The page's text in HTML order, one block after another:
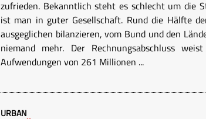
zufrieden. Bekanntlich steht es schlecht um die
ist man in guter Gesellschaft. Rund die Hälfte
ausgeglichen bilanzieren, vom Bund und den
niemand mehr. Der Rechnungsabschluss
Aufwendungen von 261 Millionen ...
URBAN